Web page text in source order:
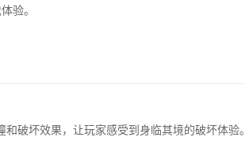
验。
破坏效果，让玩家感受到身临其境的破坏体验。